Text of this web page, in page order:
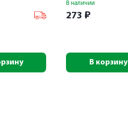
В наличии
273 ₽
В корзину